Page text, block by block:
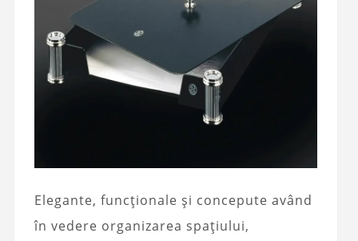
Elegante, funcționale și concepute având
în vedere organizarea spațiului,